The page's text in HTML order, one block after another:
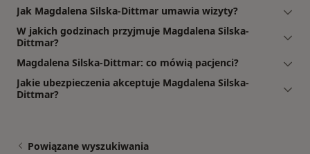
Jak Magdalena Silska-Dittmar umawia wizyty?
W jakich godzinach przyjmuje Magdalena Silska-
Dittmar?
Magdalena Silska-Dittmar: co mówią pacjenci?
Jakie ubezpieczenia akceptuje Magdalena Silska-
Dittmar?
Powiązane wyszukiwania